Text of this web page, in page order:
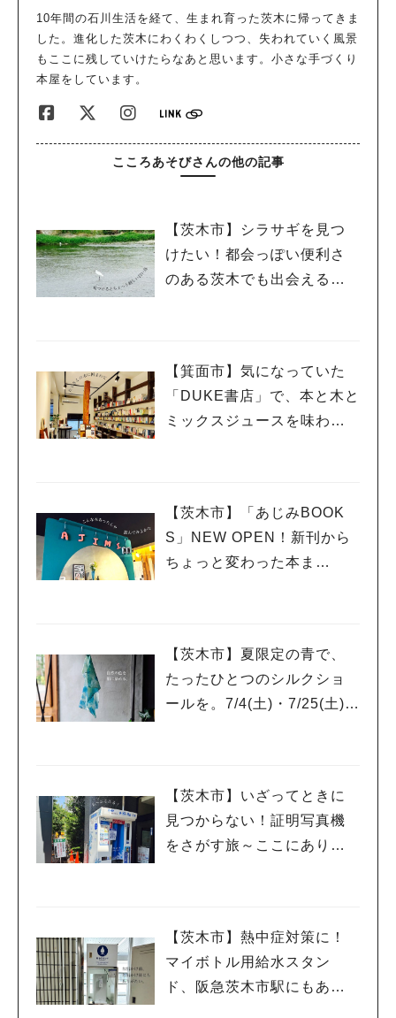
10年間の石川生活を経て、生まれ育った茨木に帰ってきま
した。進化した茨木にわくわくしつつ、失われていく風景
もここに残していけたらなあと思います。小さな手づくり
本屋をしています。
こころあそびさんの他の記事
【茨木市】シラサギを見つ
けたい！都会っぽい便利さ
のある茨木でも出会える自
【箕面市】気になっていた
「DUKE書店」で、本と木と
ミックスジュースを味わう
【茨木市】「あじみBOOK
S」NEW OPEN！新刊から
ちょっと変わった本ま
【茨木市】夏限定の青で、
たったひとつのシルクショ
ールを。7/4(土)・7/25(土)開
【茨木市】いざってときに
見つからない！証明写真機
をさがす旅～ここにありま
【茨木市】熱中症対策に！
マイボトル用給水スタン
ド、阪急茨木市駅にもあり